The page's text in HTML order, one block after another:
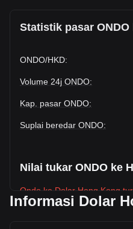
Statistik pasar ONDO
ONDO/HKD:
Volume 24j ONDO:
Kap. pasar ONDO:
Suplai beredar ONDO:
Nilai tukar ONDO ke
Ondo ke Dolar Hong Kong
Harga pasar Ondo saat ini
Informasi Dolar